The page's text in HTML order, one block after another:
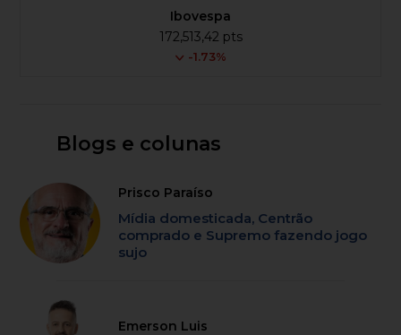
Ibovespa
172,513,42 pts
-1.73%
Blogs e colunas
Prisco Paraíso
Mídia domesticada, Centrão
comprado e Supremo fazendo jogo
sujo
Emerson Luis